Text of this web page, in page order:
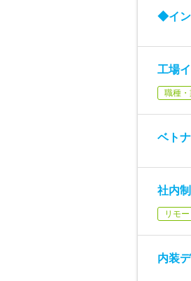
◆イン
工場
職種
ベト
社内
リモ
内装